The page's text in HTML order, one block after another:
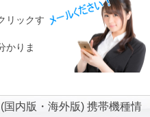
リックす
かりま
内版・海外版) 携帯機種情